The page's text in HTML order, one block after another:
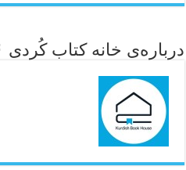
درباره‌ی خانه کتاب کُردی